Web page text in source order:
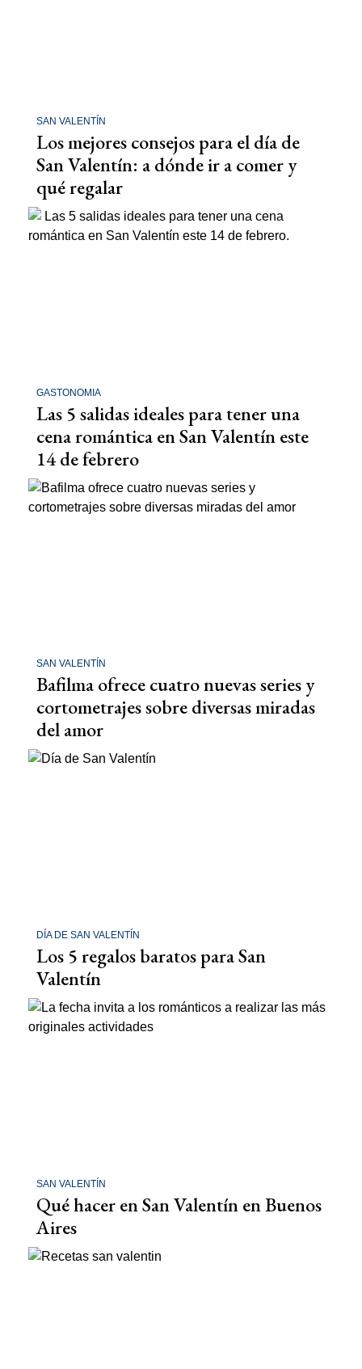
SAN VALENTÍN
Los mejores consejos para el día de
San Valentín: a dónde ir a comer y
qué regalar
GASTONOMIA
Las 5 salidas ideales para tener una
cena romántica en San Valentín este
14 de febrero
SAN VALENTÍN
Bafilma ofrece cuatro nuevas series y
cortometrajes sobre diversas miradas
del amor
DÍA DE SAN VALENTÍN
Los 5 regalos baratos para San
Valentín
SAN VALENTÍN
Qué hacer en San Valentín en Buenos
Aires